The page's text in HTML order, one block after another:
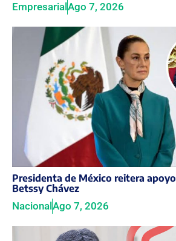
Empresarial Ago 7, 2026
Presidenta de México reitera
Betssy Chávez
Nacional Ago 7, 2026